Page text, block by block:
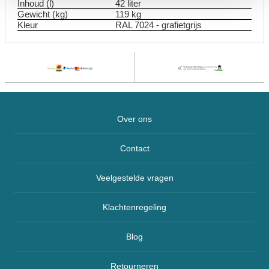
Inhoud (l)
42 liter
Gewicht (kg)
119 kg
Kleur
RAL 7024 - grafietgrijs
Over ons
Contact
Veelgestelde vragen
Klachtenregeling
Blog
Retourneren